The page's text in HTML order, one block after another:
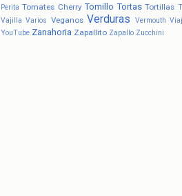
Perita Tomates Cherry Tomillo Tortas Tortillas
Vajilla Varios Veganos Verduras Vermouth
YouTube Zanahoria Zapallito Zapallo Zucchini